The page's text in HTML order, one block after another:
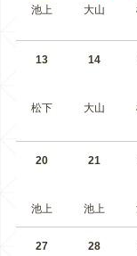
池上 大山
13
松下
14
大山
20
池上
21
池上
27 28